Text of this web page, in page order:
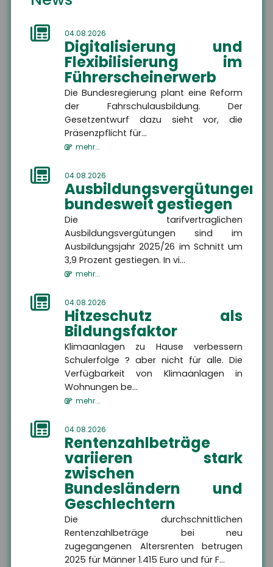
04.08.2026
Digitalisierung und
Flexibilisierung im
Führerscheinerwerb
Die Bundesregierung plant eine Reform
der Fahrschulausbildung. Der
Gesetzentwurf dazu sieht vor, die
Präsenzpflicht für...
mehr...
04.08.2026
Ausbildungsvergütungen
bundesweit gestiegen
Die tarifvertraglichen
Ausbildungsvergütungen sind im
Ausbildungsjahr 2025/26 im Schnitt um
3,9 Prozent gestiegen. In vi...
mehr...
04.08.2026
Hitzeschutz als
Bildungsfaktor
Klimaanlagen zu Hause verbessern
Schulerfolge ? aber nicht für alle. Die
Verfügbarkeit von Klimaanlagen in
Wohnungen be...
mehr...
04.08.2026
Rentenzahlbeträge
variieren stark
zwischen
Bundesländern und
Geschlechtern
Die durchschnittlichen
Rentenzahlbeträge bei neu
zugegangenen Altersrenten betrugen
2025 für Männer 1.415 Euro und für F...
Die Sicherheit Ihrer Zukunft liegt uns am Herzen.
Als Versicherungsmakler kümmern wir uns um
Ihren individuellen privaten und betrieblichen
Versicherungsschutz.
Service steht bei uns an erster Stelle!
Wir freuen uns auf Sie.
Wir sind gerne für Sie da
Jens Geßenhardt
Geschäftsführer
+49 3671 6743-0
+49 3671 6743-22
gessenhardt[at]hsh24.de